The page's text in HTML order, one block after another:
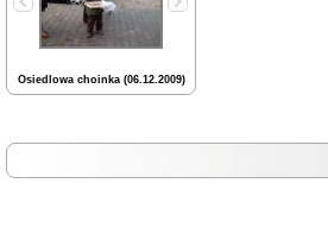
Osiedlowa choinka (06.12.2009)